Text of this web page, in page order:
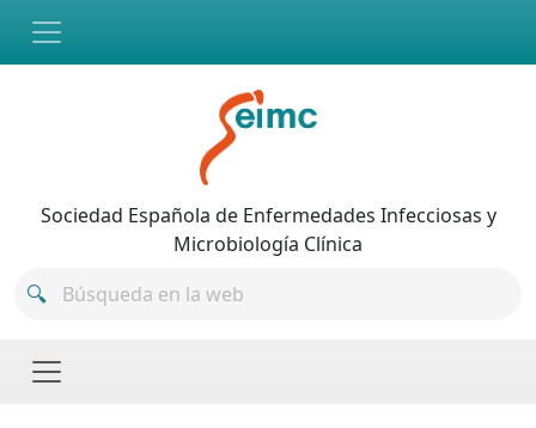
Sociedad Española de Enfermedades Infecciosas y
Microbiología Clínica